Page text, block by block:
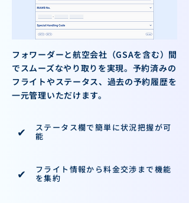
フォワーダーと航空会社（GSAを含む）間
でスムーズなやり取りを実現。予約済みの
フライトやステータス、過去の予約履歴を
一元管理いただけます。
✔︎ ステータス欄で簡単に状況把握が可
能​
✔︎ フライト情報から料金交渉まで機能
を集約​